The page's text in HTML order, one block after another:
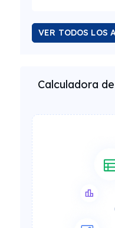
VER TODOS LOS
Calculadora